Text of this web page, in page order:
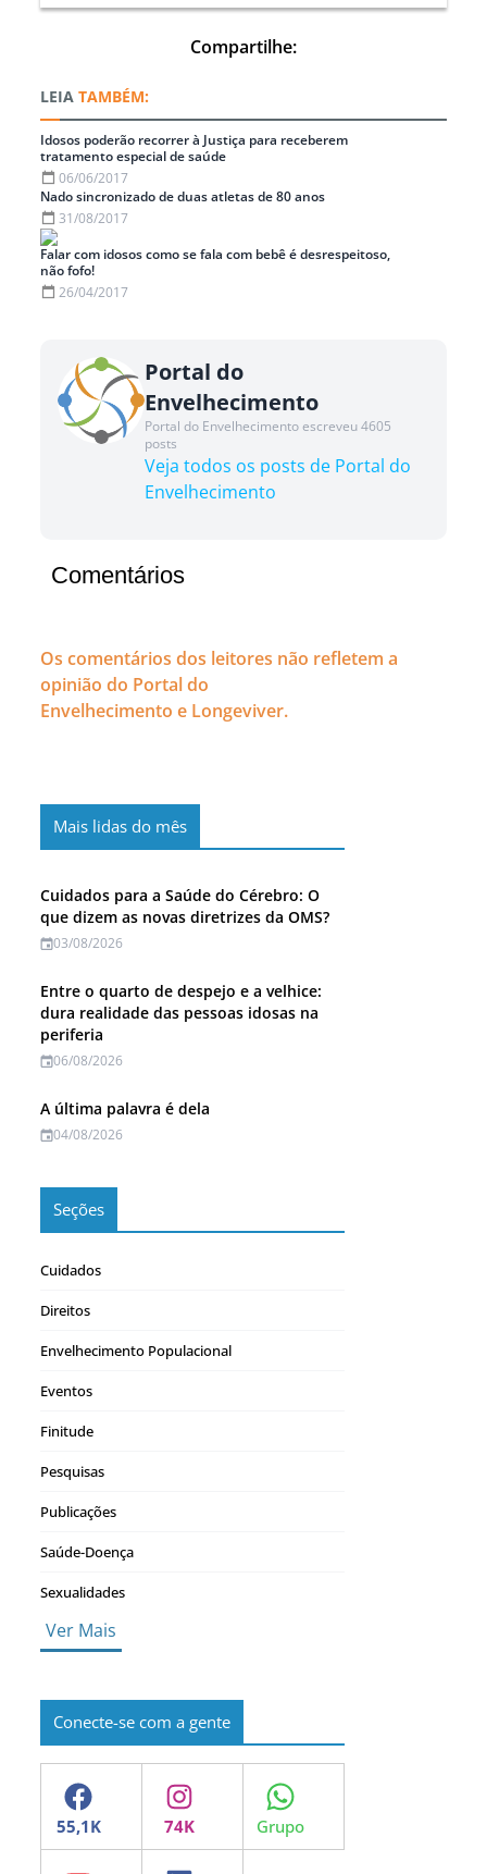
Compartilhe:
TAMBÉM:
Idosos poderão recorrer à Justiça para receberem
tratamento especial de saúde
06/06/2017
Nado sincronizado de duas atletas de 80 anos
31/08/2017
Falar com idosos como se fala com bebê é desrespeitoso,
não fofo!
26/04/2017
Portal do
Envelhecimento
Portal do Envelhecimento escreveu 4605
posts
Veja todos os posts de Portal do
Envelhecimento
Comentários
Os comentários dos leitores não refletem a
opinião do Portal do
Envelhecimento e Longeviver.
Mais lidas do mês
Cuidados para a Saúde do Cérebro: O
que dizem as novas diretrizes da OMS?
03/08/2026
Entre o quarto de despejo e a velhice:
dura realidade das pessoas idosas na
periferia
06/08/2026
A última palavra é dela
04/08/2026
Seções
Cuidados
Direitos
Envelhecimento Populacional
Eventos
Finitude
Pesquisas
Publicações
Saúde-Doença
Sexualidades
Ver Mais
Conecte-se com a gente
Facebook Instagram WhatsApp